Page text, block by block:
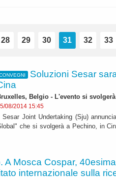
28 29 30 31 32 33
Soluzioni Sesar
Belgio - L'evento si
08/2014 15:45
Sesar Joint Undertaking (Sju)
che si svolgerà a Pechino, in
A Mosca Cospar,
internazionale sulla